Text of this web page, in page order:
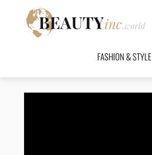
FASHION & STYLE